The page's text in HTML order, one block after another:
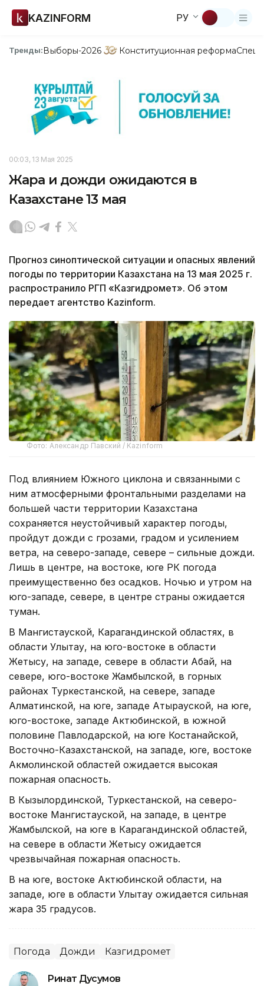
KAZINFORM РУ
Тренды:Выборы-2026 Конституционная реформа
00:03, 13 Мая 2025
Жара и дожди ожидаются в
Казахстане 13 мая
Прогноз синоптической ситуации и опасных явлений
погоды по территории Казахстана на 13 мая 2025 г.
распространило РГП «Казгидромет». Об этом
передает агентство Kazinform.
Фото: Александр Павский / Kazinform
Под влиянием Южного циклона и связанными с
ним атмосферными фронтальными разделами на
большей части территории Казахстана
сохраняется неустойчивый характер погоды,
пройдут дожди с грозами, градом и усилением
ветра, на северо-западе, севере – сильные дожди.
Лишь в центре, на востоке, юге РК погода
преимущественно без осадков. Ночью и утром на
юго-западе, севере, в центре страны ожидается
туман.
В Мангистауской, Карагандинской областях, в
области Улытау, на юго-востоке в области
Жетысу, на западе, севере в области Абай, на
севере, юго-востоке Жамбылской, в горных
районах Туркестанской, на севере, западе
Алматинской, на юге, западе Атырауской, на юге,
юго-востоке, западе Актюбинской, в южной
половине Павлодарской, на юге Костанайской,
Восточно-Казахстанской, на западе, юге, востоке
Акмолинской областей ожидается высокая
пожарная опасность.
В Кызылординской, Туркестанской, на северо-
востоке Мангистауской, на западе, в центре
Жамбылской, на юге в Карагандинской областей,
на севере в области Жетысу ожидается
чрезвычайная пожарная опасность.
В на юге, востоке Актюбинской области, на
западе, юге в области Улытау ожидается сильная
жара 35 градусов.
Погода Дожди Казгидромет
Ринат Дусумов